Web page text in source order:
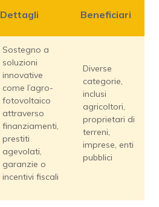
Dettagli Beneficiari
Sostegno a
soluzioni
innovative
come l’agro-
fotovoltaico
attraverso
finanziamenti,
prestiti
agevolati,
garanzie o
incentivi fiscali
Diverse
categorie,
inclusi
agricoltori,
proprietari di
terreni,
imprese, enti
pubblici